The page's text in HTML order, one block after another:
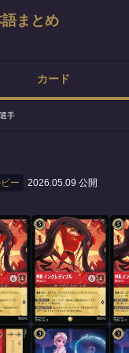
まとめ
カード
手​
ー 2026.05.09 公開